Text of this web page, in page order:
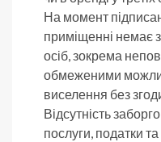
На момент
приміщенні немає
осіб, зокрема
обмеженими
виселення без
Відсутність
послуги, податки та